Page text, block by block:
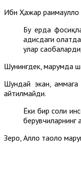
Ибн Ҳажар
Бу ерда
ҳадисдаги
улар
Шунингдек, марҳумда
Шундай экан,
айтилмайди.
Ёки бир солиҳ
берувчиларнинг
Зеро, Аллоҳ таоло